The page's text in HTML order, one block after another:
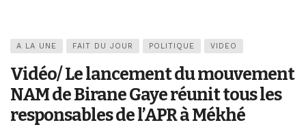
A LA UNE FAIT DU JOUR POLITIQUE VIDEO
Vidéo/ Le lancement du mouvement
NAM de Birane Gaye réunit tous les
responsables de l’APR à Mékhé